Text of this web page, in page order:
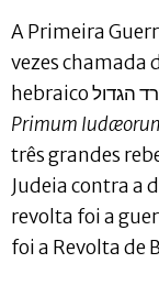
A Primeira
vezes chamada
Primum
três grandes
Judeia contra a
revolta foi a
foi a Revolta de